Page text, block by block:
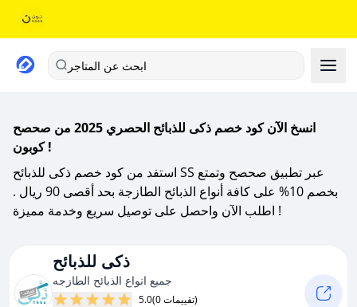
ابحث عن المتاجر
انسخ الآن كود خصم ذكى للذبائح الحصري 2025 من صحصح
كوبون !
استفد من كود خصم ذكى للذبائح SS عبر تطبيق صحصح وتمتع
بخصم 10% على كافة أنواع الذبائح الطازجة بحد أقصى 90 ريال .
اطلب الآن واحصل على توصيل سريع وخدمة مميزة !
ذكى للذبائح
جميع انواع الذبائح الطازجه
5.0 (0 تقييمات)